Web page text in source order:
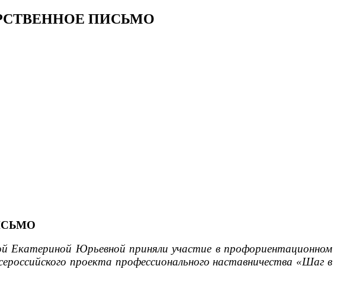
ПИСЬМО
Юрьевной приняли участие в профориентационном
проекта профессионального наставничества «Шаг в